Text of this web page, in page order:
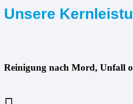
Unsere
Reinigung nach Mord, Unfall